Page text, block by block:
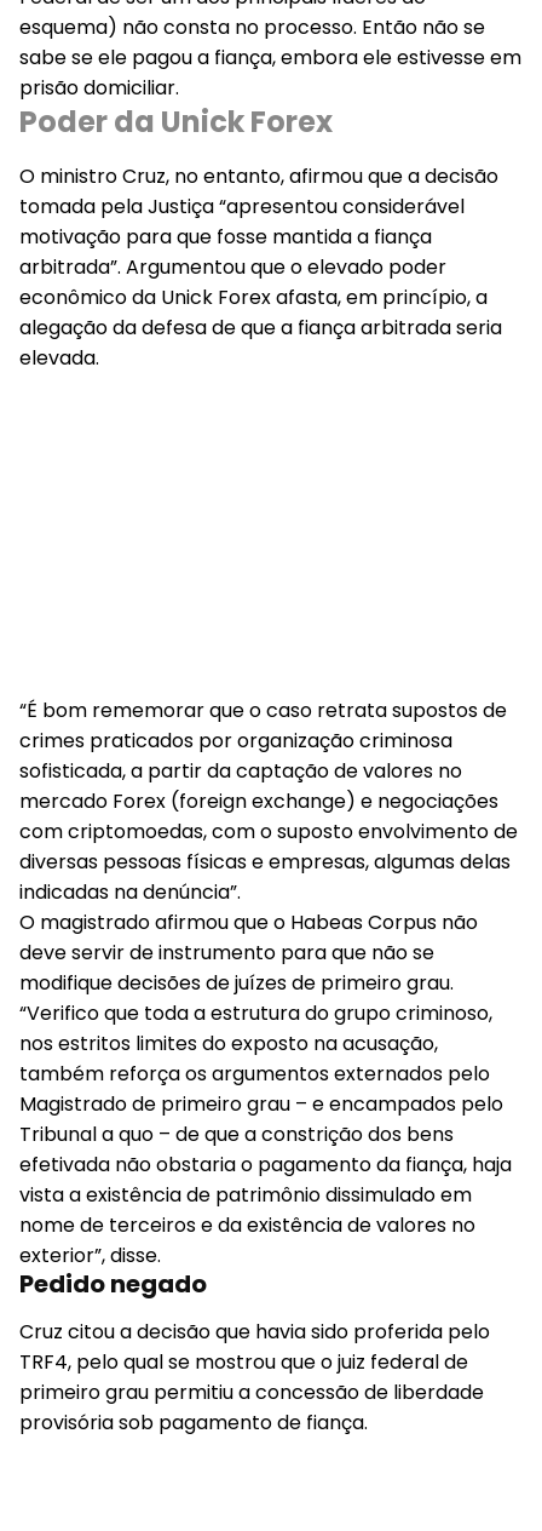
esquema) não consta no processo. Então não se
sabe se ele pagou a fiança, embora ele estivesse em
prisão domiciliar.
Poder da Unick Forex
O ministro Cruz, no entanto, afirmou que a decisão
tomada pela Justiça “apresentou considerável
motivação para que fosse mantida a fiança
arbitrada”. Argumentou que o elevado poder
econômico da Unick Forex afasta, em princípio, a
alegação da defesa de que a fiança arbitrada seria
elevada.
“É bom rememorar que o caso retrata supostos de
crimes praticados por organização criminosa
sofisticada, a partir da captação de valores no
mercado Forex (foreign exchange) e negociações
com criptomoedas, com o suposto envolvimento de
diversas pessoas físicas e empresas, algumas delas
indicadas na denúncia”.
O magistrado afirmou que o Habeas Corpus não
deve servir de instrumento para que não se
modifique decisões de juízes de primeiro grau.
“Verifico que toda a estrutura do grupo criminoso,
nos estritos limites do exposto na acusação,
também reforça os argumentos externados pelo
Magistrado de primeiro grau – e encampados pelo
Tribunal a quo – de que a constrição dos bens
efetivada não obstaria o pagamento da fiança, haja
vista a existência de patrimônio dissimulado em
nome de terceiros e da existência de valores no
exterior”, disse.
Pedido negado
Cruz citou a decisão que havia sido proferida pelo
TRF4, pelo qual se mostrou que o juiz federal de
primeiro grau permitiu a concessão de liberdade
provisória sob pagamento de fiança.